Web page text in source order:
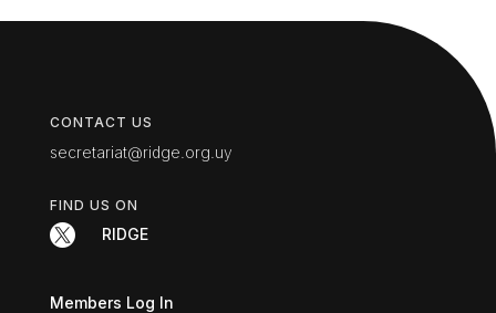
CONTACT US
secretariat@ridge.org.uy
FIND US ON
 RIDGE
Members Log In